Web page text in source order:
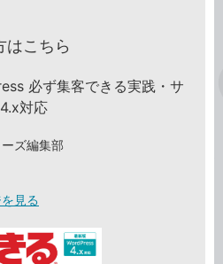
はこちら
必ず集客できる実践・サ
対応
ズ編集部
見る